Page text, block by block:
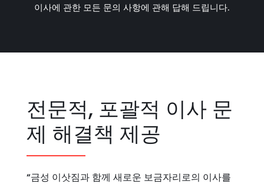
이사에 관한 모든 문의 사항에 관해 답해 드립니다.
전문적, 포괄적 이사 문
제 해결책 제공
“금성 이삿짐과 함께 새로운 보금자리로의 이사를